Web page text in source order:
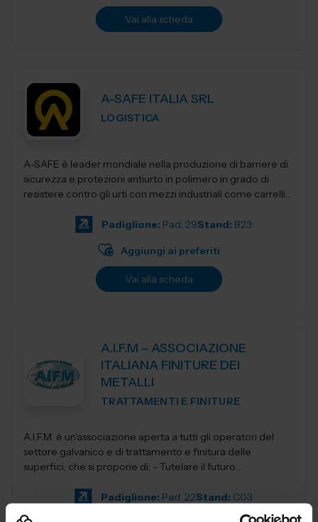
Vai alla scheda
A-SAFE ITALIA SRL
LOGISTICA
A-SAFE è leader mondiale nella produzione di barriere di
sicurezza e protezioni antiurto in polimero in grado di
resistere contro gli urti con mezzi industriali come carrelli
Padiglione: Pad. 29Stand: B23
Aggiungi ai preferiti
Vai alla scheda
A.I.F.M – ASSOCIAZIONE
ITALIANA FINITURE DEI
METALLI
TRATTAMENTI E FINITURE
A.I.F.M. è un'associazione aperta a tutti gli operatori del
settore galvanico e di trattamento e finitura delle
superfici, che si propone di: - Tutelare il futuro
Padiglione: Pad. 22Stand: C03